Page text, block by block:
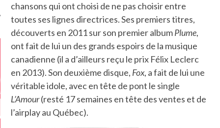
chansons qui ont choisi de ne pas choisir entre
toutes ses lignes directrices. Ses premiers titres,
découverts en 2011 sur son premier albumPlume,
ont fait de lui un des grands espoirs de la musique
canadienne (il a d’ailleurs reçu le prix Félix Leclerc
en 2013). Son deuxième disque, Fox, a fait de lui une
véritable idole, avec en tête de pont le single
L’Amour(resté 17 semaines en tête des ventes et de
l’airplay au Québec).